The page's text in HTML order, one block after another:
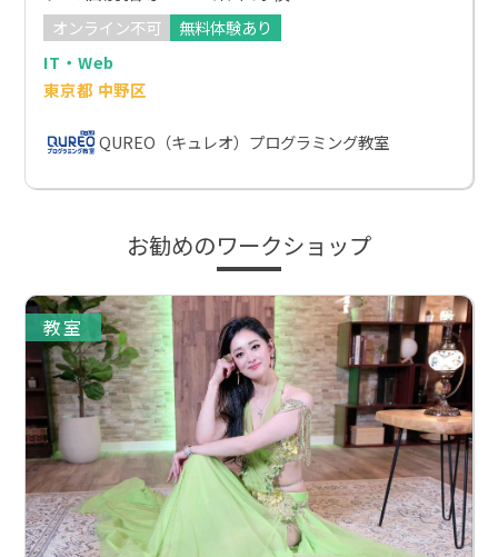
オンライン不可
無料体験あり
IT・Web
東京都 中野区
QUREO（キュレオ）プログラミング教室
お勧めのワークショップ
教室